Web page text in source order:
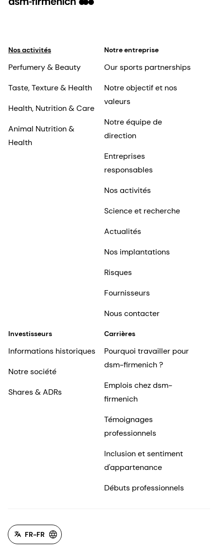
Nos activités
Perfumery & Beauty
Taste, Texture & Health
Health, Nutrition & Care
Animal Nutrition &
Health
Notre entreprise
Our sports partnerships
Notre objectif et nos
valeurs
Notre équipe de
direction
Entreprises
responsables
Nos activités
Science et recherche
Actualités
Nos implantations
Risques
Fournisseurs
Nous contacter
Investisseurs
Informations historiques
Notre société
Shares & ADRs
Carrières
Pourquoi travailler pour
dsm-firmenich ?
Emplois chez dsm-
firmenich
Témoignages
professionnels
Inclusion et sentiment
d'appartenance
Débuts professionnels
FR-FR